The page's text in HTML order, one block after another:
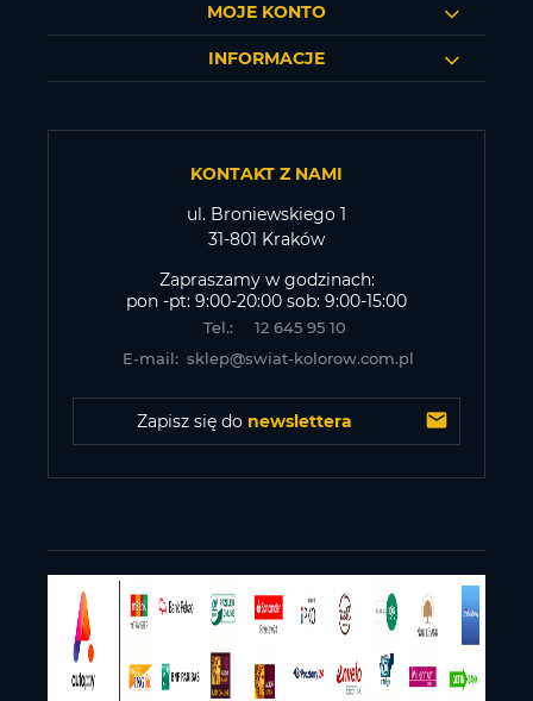
MOJE KONTO
INFORMACJE
KONTAKT Z NAMI
ul. Broniewskiego 1
31-801 Kraków
Zapraszamy w godzinach:
pon -pt: 9:00-20:00 sob: 9:00-15:00
Tel.:
12 645 95 10
E-mail: sklep@swiat-kolorow.com.pl
Zapisz się do newslettera